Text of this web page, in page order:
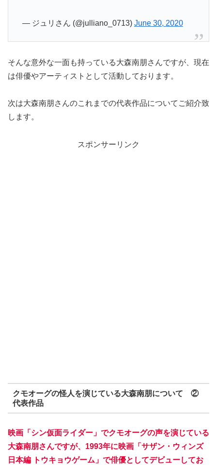
— ジュリさん (@julliano_0713) June 30, 2020
そんな意外な一面も持っている大森南朋さんですが、現在
は俳優やアーティストとして活動しております。
次は大森南朋さんのこれまでの代表作品についてご紹介致
します。
スポンサーリンク
クモオーグの怪人を演じている大森南朋について ②
代表作品
映画「シン仮面ライダー」でクモオーグの声を演じている
大森南朋さんですが、1993年に映画「サザン・ウィンズ
日本編 トウキョウゲーム」で俳優としてデビューしてお